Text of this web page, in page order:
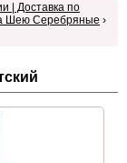
| Доставка по
Шею Серебряные ›